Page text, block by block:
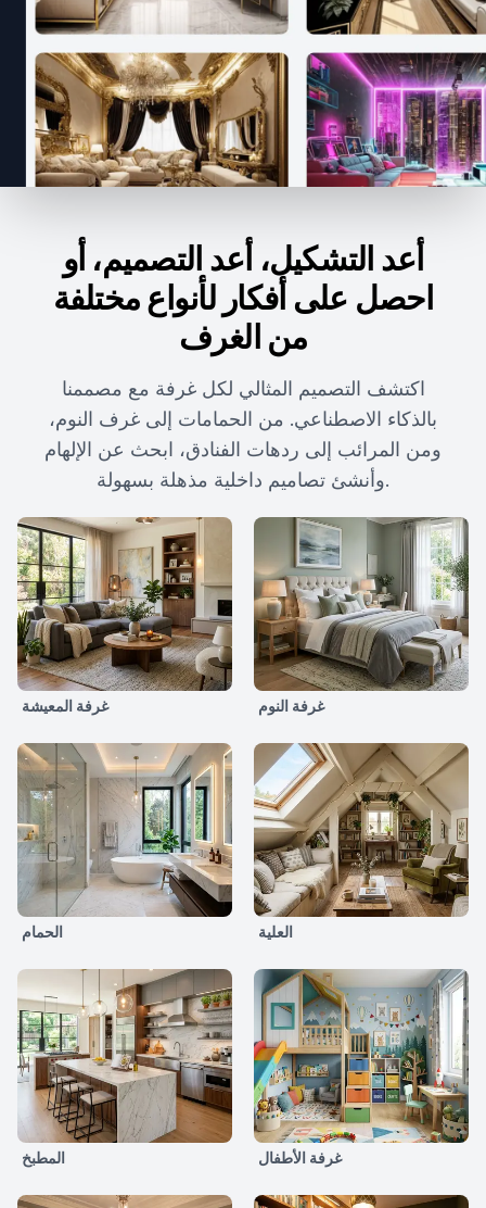
أعد التشكيل، أعد التصميم، أو
احصل على أفكار لأنواع مختلفة
من الغرف
اكتشف التصميم المثالي لكل غرفة مع مصممنا
بالذكاء الاصطناعي. من الحمامات إلى غرف النوم،
ومن المرائب إلى ردهات الفنادق، ابحث عن الإلهام
وأنشئ تصاميم داخلية مذهلة بسهولة.
غرفة المعيشة غرفة النوم
الحمام العلية
المطبخ غرفة الأطفال